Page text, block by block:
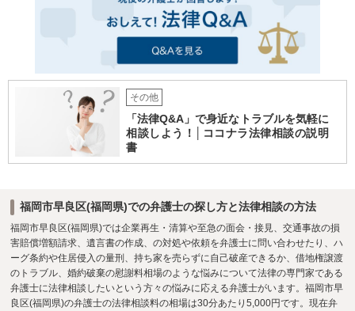
その他
「法律Q&A」で身近なトラブルを気軽に
相談しよう！│ココナラ法律相談の説明
書
福岡市早良区(福岡県)での弁護士の探し方と法律相談の方法
福岡市早良区(福岡県)では企業再生・清算や至急の面会・接見、交通事故の損
害賠償増額請求、遺言書の作成、の対処や依頼を弁護士に問い合わせたり、ハ
ーグ条約や住居侵入の量刑、持ち家を売らずに自己破産できるか、借地権譲渡
のトラブル、婚約破棄の慰謝料相場のような悩みについて法律の専門家である
弁護士に法律相談したいという方々の悩みに応える弁護士がいます。福岡市早
良区(福岡県)の弁護士の法律相談料の相場は30分あたり5,000円です。現在弁